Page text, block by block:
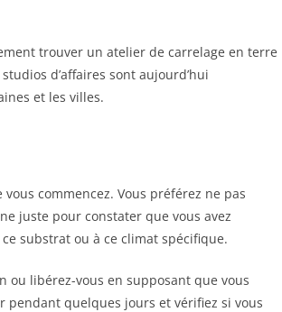
trouver un atelier de carrelage en terre
d’affaires sont aujourd’hui
et les villes.
commencez. Vous préférez ne pas
juste pour constater que vous avez
substrat ou à ce climat spécifique.
ou libérez-vous en supposant que vous
pendant quelques jours et vérifiez si vous